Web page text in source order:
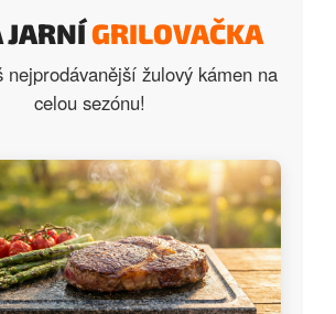
JARNÍGRILOVAČKA
nejprodávanější žulový kámen na
celou sezónu!